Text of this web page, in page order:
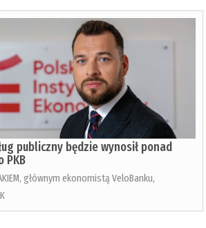
publiczny będzie wynosił ponad
PKB
głównym ekonomistą VeloBanku,